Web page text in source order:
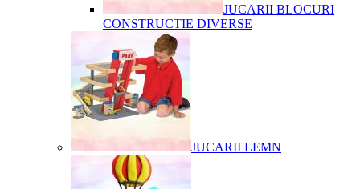
JUCARII BLOCURI
CONSTRUCTIE DIVERSE
JUCARII LEMN